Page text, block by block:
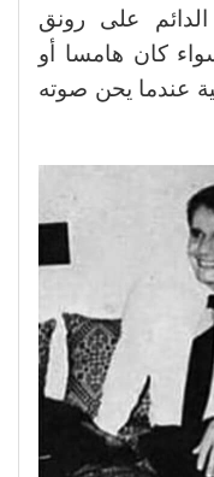
الدائم على رونق
سواء كان هامسا أو
عندما يحن صوته